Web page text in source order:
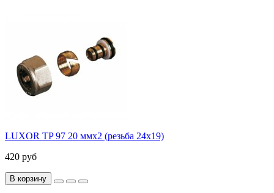
LUXOR TP 97 20 ммх2 (резьба 24x19)
420 руб
В корзину